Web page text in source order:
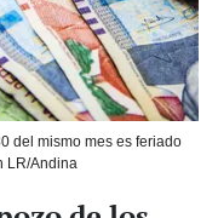
del mismo mes es feriado
LR/Andina